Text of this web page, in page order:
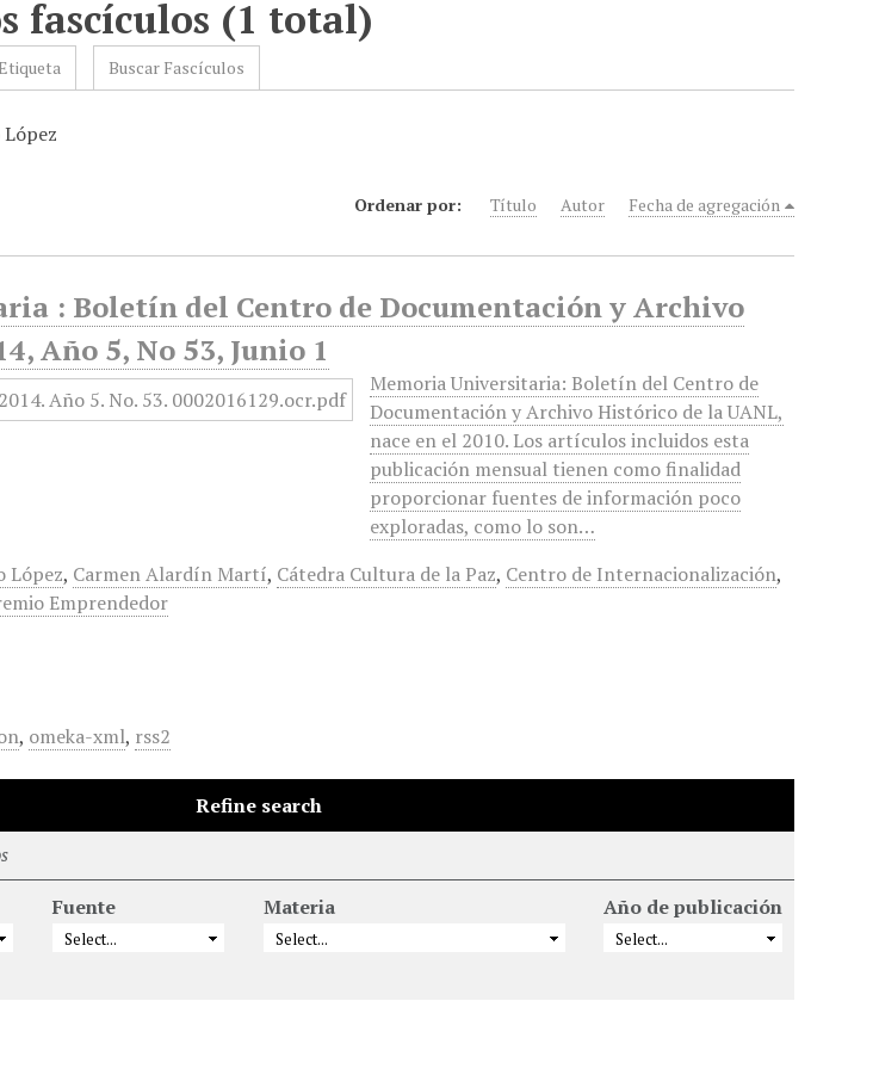
fascículos (1 total)
Buscar Fascículos
Ordenar por: Título Autor Fecha de agregación
: Boletín del Centro de Documentación y Archivo
Año 5, No 53, Junio 1
Memoria Universitaria: Boletín del Centro de
Documentación y Archivo Histórico de la UANL,
nace en el 2010. Los artículos incluidos esta
publicación mensual tienen como finalidad
proporcionar fuentes de información poco
exploradas, como lo son…
López, Carmen Alardín Martí, Cátedra Cultura de la Paz, Centro de Internacionalización,
Emprendedor
, omeka-xml, rss2
Refine search
Fuente Materia Año de publicación